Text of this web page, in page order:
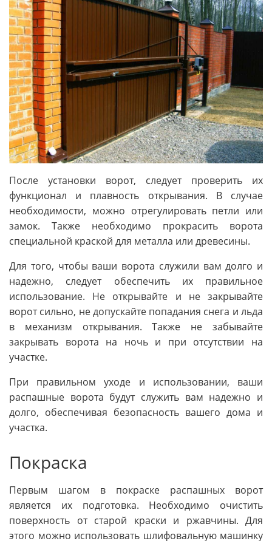
После установки ворот, следует проверить их
функционал и плавность открывания. В случае
необходимости, можно отрегулировать петли или
замок. Также необходимо прокрасить ворота
специальной краской для металла или древесины.
Для того, чтобы ваши ворота служили вам долго и
надежно, следует обеспечить их правильное
использование. Не открывайте и не закрывайте
ворот сильно, не допускайте попадания снега и льда
в механизм открывания. Также не забывайте
закрывать ворота на ночь и при отсутствии на
участке.
При правильном уходе и использовании, ваши
распашные ворота будут служить вам надежно и
долго, обеспечивая безопасность вашего дома и
участка.
Покраска
Первым шагом в покраске распашных ворот
является их подготовка. Необходимо очистить
поверхность от старой краски и ржавчины. Для
этого можно использовать шлифовальную машинку